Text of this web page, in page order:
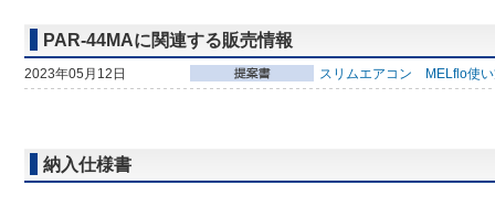
PAR-44MAに関連する販売情報
2023年05月12日 スリムエアコン MELflo使
納入仕様書